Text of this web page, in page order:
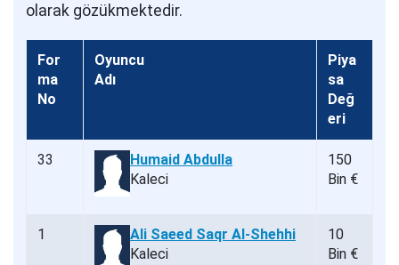
olarak gözükmektedir.
For
ma
No
Oyuncu
Adı
Piya
sa
Değ
eri
33
Humaid Abdulla
Kaleci
150
Bin €
1
Ali Saeed Saqr Al-Shehhi
Kaleci
10
Bin €